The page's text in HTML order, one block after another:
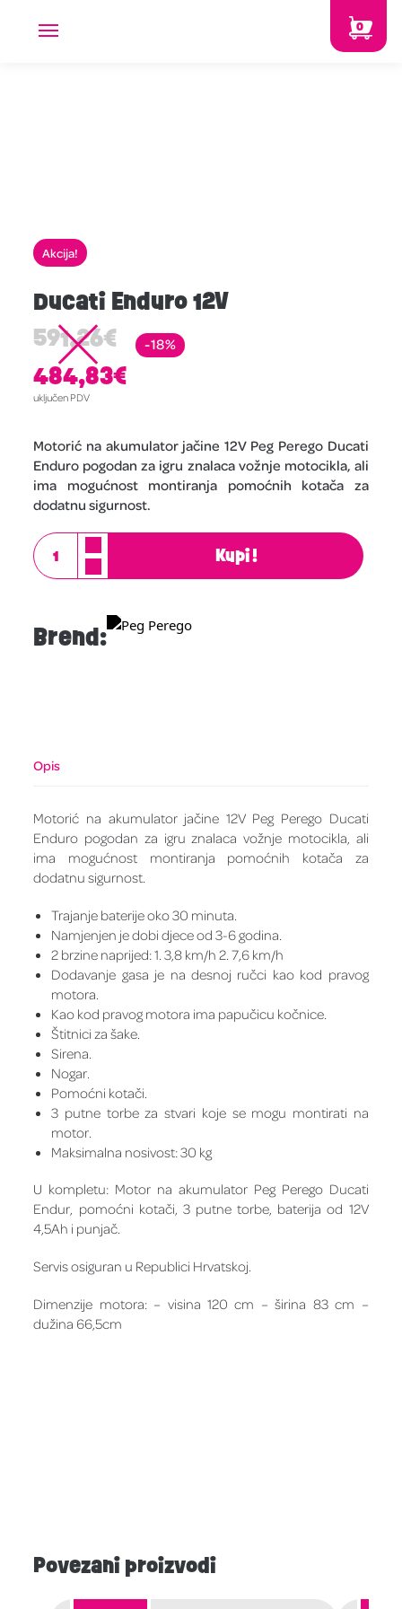
0
Akcija!
Ducati Enduro 12V
591,26€
484,83€
uključen PDV
-18%
Motorić na akumulator jačine 12V Peg Perego Ducati
Enduro pogodan za igru znalaca vožnje motocikla, ali
ima mogućnost montiranja pomoćnih kotača za
dodatnu sigurnost.
Kupi!
Brend:
Opis
Motorić na akumulator jačine 12V Peg Perego Ducati
Enduro pogodan za igru znalaca vožnje motocikla, ali
ima mogućnost montiranja pomoćnih kotača za
dodatnu sigurnost.
Trajanje baterije oko 30 minuta.
Namjenjen je dobi djece od 3-6 godina.
2 brzine naprijed: 1. 3,8 km/h 2. 7,6 km/h
Dodavanje gasa je na desnoj ručci kao kod pravog
motora.
Kao kod pravog motora ima papučicu kočnice.
Štitnici za šake.
Sirena.
Nogar.
Pomoćni kotači.
3 putne torbe za stvari koje se mogu montirati na
motor.
Maksimalna nosivost: 30 kg
U kompletu: Motor na akumulator Peg Perego Ducati
Endur, pomoćni kotači, 3 putne torbe, baterija od 12V
4,5Ah i punjač.
Servis osiguran u Republici Hrvatskoj.
Dimenzije motora: – visina 120 cm – širina 83 cm –
dužina 66,5cm